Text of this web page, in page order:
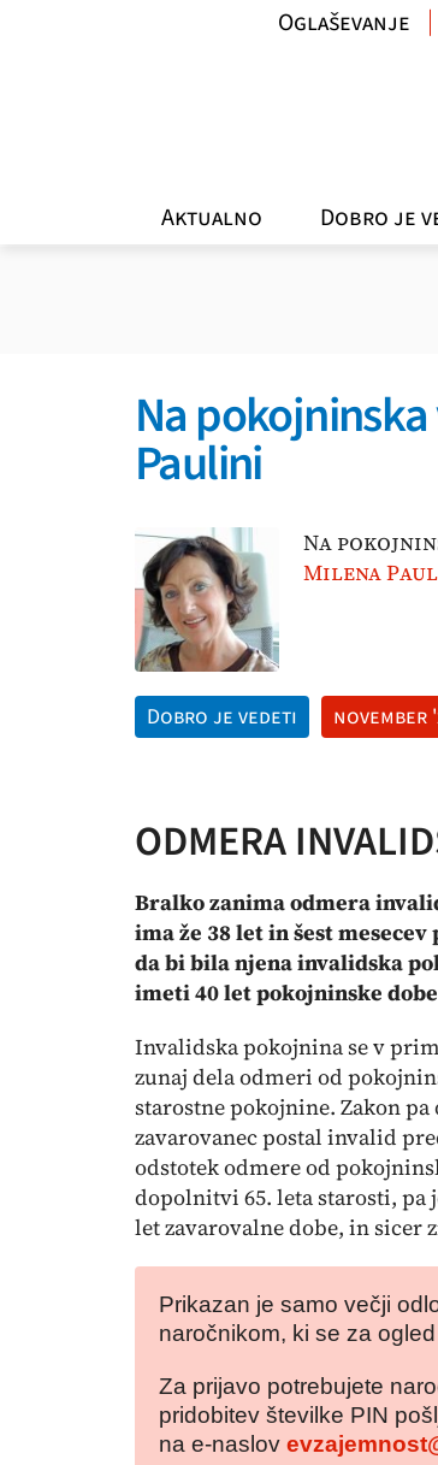
Aktualno Dobro je
Oglaševanje
Na
Paulini
Na
Milena
Dobro je vedeti november
ODMERA
Bralko zanima odmera
ima že 38 let in šest
da bi bila njena invalidska
imeti 40 let pokojninske
Invalidska pokojnina se v
zunaj dela odmeri od
starostne pokojnine. Zakon
zavarovanec postal invalid
odstotek odmere od
dopolnitvi 65. leta starosti, pa
let zavarovalne dobe, in sicer
Prikazan je samo večji
naročnikom, ki se za
Za prijavo potrebujete
pridobitev številke PIN
na e-naslov